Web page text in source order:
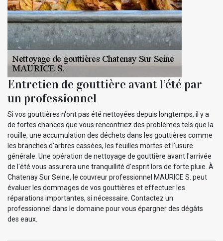
Entretien de gouttière avant l’été par
un professionnel
Si vos gouttières n'ont pas été nettoyées depuis longtemps, il y a
de fortes chances que vous rencontriez des problèmes tels que la
rouille, une accumulation des déchets dans les gouttières comme
les branches d'arbres cassées, les feuilles mortes et l'usure
générale. Une opération de nettoyage de gouttière avant l'arrivée
de l'été vous assurera une tranquillité d’esprit lors de forte pluie. À
Chatenay Sur Seine, le couvreur professionnel MAURICE S. peut
évaluer les dommages de vos gouttières et effectuer les
réparations importantes, si nécessaire. Contactez un
professionnel dans le domaine pour vous épargner des dégâts
des eaux.